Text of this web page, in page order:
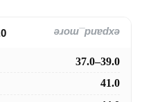
expand_more
37.0–39.0
41.0